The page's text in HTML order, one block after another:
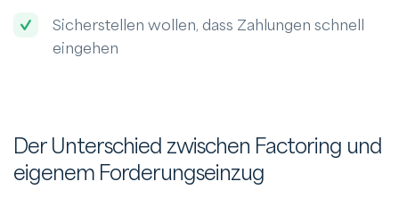
Sicherstellen wollen, dass Zahlungen schnell
eingehen
Der Unterschied zwischen Factoring und
eigenem Forderungseinzug